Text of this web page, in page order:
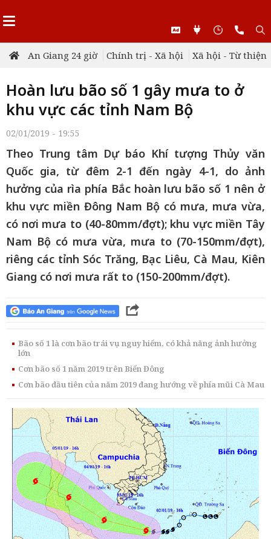
An Giang 24 giờ Chính trị - Xã hội Xã hội - Từ thiện
Hoàn lưu bão số 1 gây mưa to ở
khu vực các tỉnh Nam Bộ
02/01/2019 - 19:55
Theo Trung tâm Dự báo Khí tượng Thủy văn
Quốc gia, từ đêm 2-1 đến ngày 4-1, do ảnh
hưởng của rìa phía Bắc hoàn lưu bão số 1 nên ở
khu vực miền Đông Nam Bộ có mưa, mưa vừa,
có nơi mưa to (40-80mm/đợt); khu vực miền Tây
Nam Bộ có mưa vừa, mưa to (70-150mm/đợt),
riêng các tỉnh Sóc Trăng, Bạc Liêu, Cà Mau, Kiên
Giang có nơi mưa rất to (150-200mm/đợt).
Bão số 1 là cơn bão trái vụ nguy hiểm, có khả năng ảnh hưởng
lớn
Cơn bão số 1 năm 2019 trên Biển Đông
Cơn bão đầu tiên của năm 2019 đang hướng về phía mũi Cà Mau